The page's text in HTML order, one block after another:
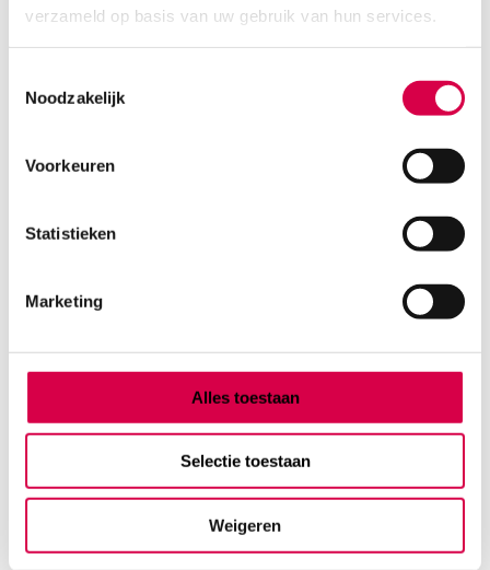
verzameld op basis van uw gebruik van hun services.
Noodzakelijk
Voorkeuren
Statistieken
Marketing
Alles toestaan
Selectie toestaan
Weigeren
11.36
13.75incl. BTW